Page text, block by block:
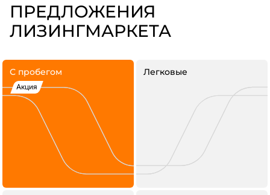
ПРЕДЛОЖЕНИЯ
ЛИЗИНГМАРКЕТА
С пробегом
Акция
Легковые